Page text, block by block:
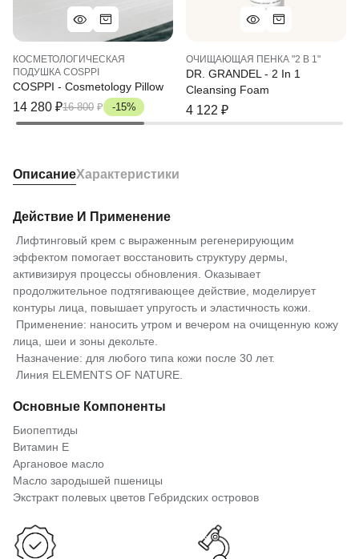
КОСМЕТОЛОГИЧЕСКАЯ
ПОДУШКА COSPPI
COSPPI - Cosmetology Pillow
14 280 ₽16 800 ₽ -15%
ОЧИЩАЮЩАЯ ПЕНКА "2 В 1"
DR. GRANDEL - 2 In 1
Cleansing Foam
4 122 ₽
ОписаниеХарактеристики
Действие И Применение
Лифтинговый крем с выраженным регенерирующим
эффектом помогает восстановить структуру дермы,
активизируя процессы обновления. Оказывает
продолжительное подтягивающее действие, моделирует
контуры лица, повышает упругость и эластичность кожи.
Применение: наносить утром и вечером на очищенную кожу
лица, шеи и зоны декольте.
Назначение: для любого типа кожи после 30 лет.
Линия ELEMENTS OF NATURE.
Основные Компоненты
Биопептиды
Витамин Е
Аргановое масло
Масло зародышей пшеницы
Экстракт полевых цветов Гебридских островов